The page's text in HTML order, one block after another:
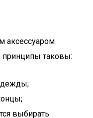
аксессуаром
принципы таковы:
выбирать